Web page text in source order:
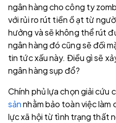
ngân hàng cho công ty
với rủi ro rút tiền ồ ạt từ
hưởng và sẽ không thể rút
ngân hàng đó cũng sẽ đối
tin tức xấu này. Điều gì sẽ
ngân hàng sụp đổ?
Chính phủ lựa chọn giải cứu
sảnnhằm bảo toàn việc làm
lực xã hội từ tình trạng thất